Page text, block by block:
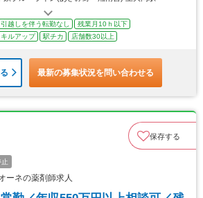
越しを伴う転勤なし
残業月10ｈ以下
キルアップ 駅チカ 店舗数30以上
最新の募集状況を問い合わせる
保存する
ーネの薬剤師求人